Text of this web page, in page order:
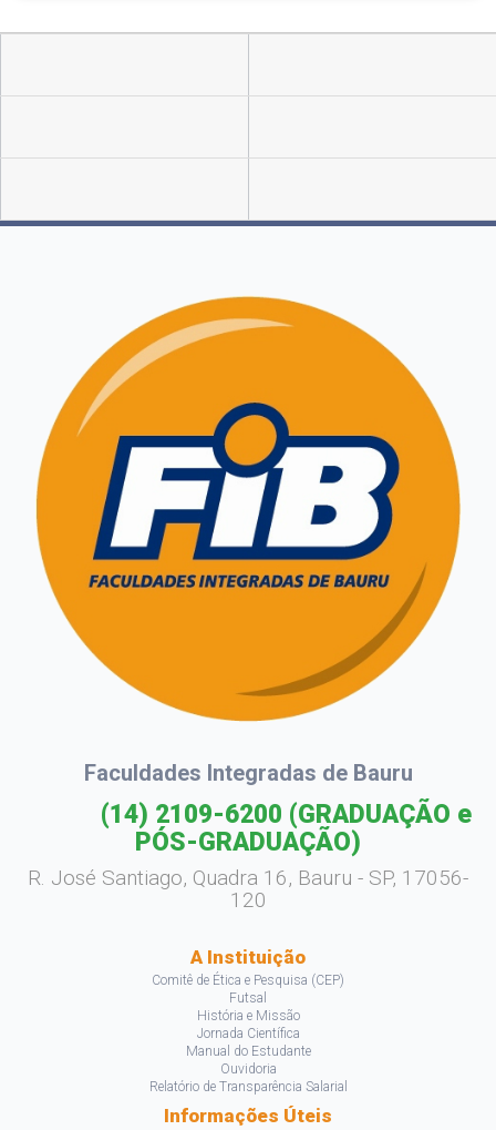
Faculdades Integradas de Bauru
(14) 2109-6200 (GRADUAÇÃO e
PÓS-GRADUAÇÃO)
R. José Santiago, Quadra 16, Bauru - SP, 17056-
120
A Instituição
Comitê de Ética e Pesquisa (CEP)
Futsal
História e Missão
Jornada Científica
Manual do Estudante
Ouvidoria
Relatório de Transparência Salarial
Informações Úteis